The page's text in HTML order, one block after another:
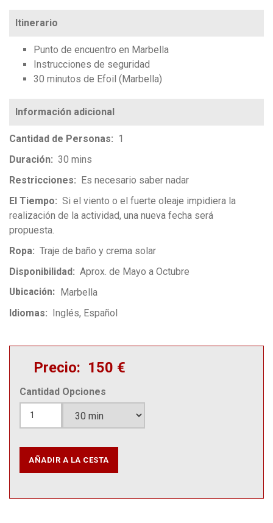
Itinerario
Punto de encuentro en Marbella
Instrucciones de seguridad
30 minutos de Efoil (Marbella)
Cantidad de Personas
1
Duración
30 mins
Restricciones
Es necesario saber nadar
El Tiempo
Si el viento o el fuerte oleaje impidiera la
realización de la actividad, una nueva fecha será
propuesta.
Ropa
Traje de baño y crema solar
Disponibilidad
Aprox. de Mayo a Octubre
Ubicación
Marbella
Idiomas
Inglés Español
Precio 150 €
Cantidad Opciones